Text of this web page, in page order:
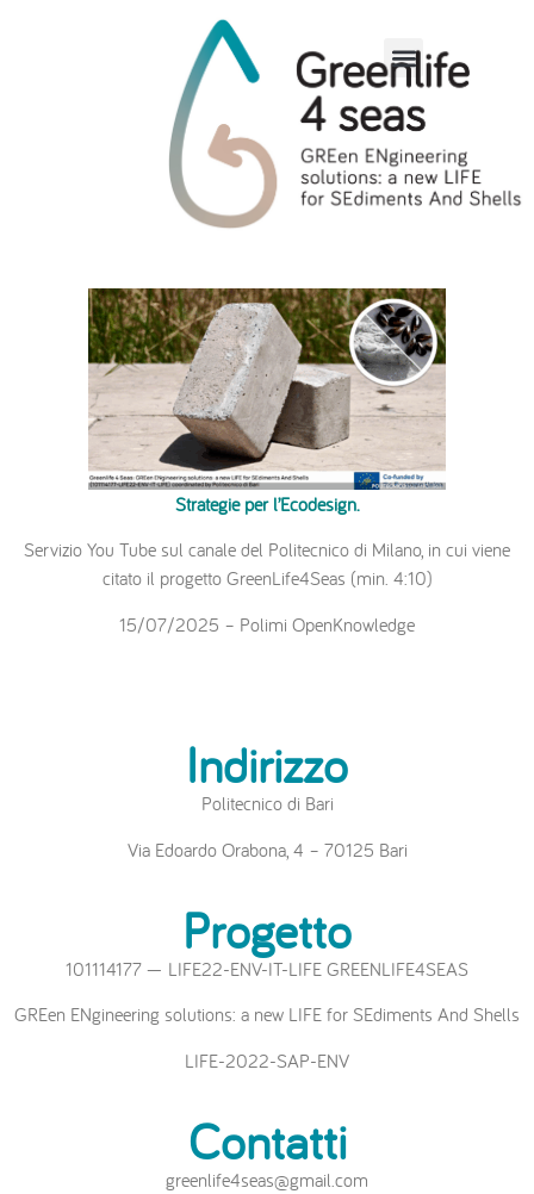
OpenKnowledge
Strategie per l’Ecodesign.
Servizio You Tube sul canale del Politecnico di Milano, in cui viene
citato il progetto GreenLife4Seas (min. 4:10)
15/07/2025 – Polimi OpenKnowledge
Indirizzo
Politecnico di Bari
Via Edoardo Orabona, 4 – 70125 Bari
Progetto
101114177 — LIFE22-ENV-IT-LIFE GREENLIFE4SEAS
GREen ENgineering solutions: a new LIFE for SEdiments And Shells
LIFE-2022-SAP-ENV
Contatti
greenlife4seas@gmail.com